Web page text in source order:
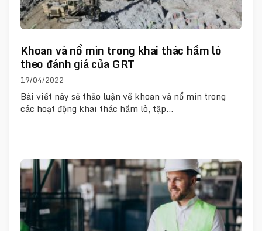
Khoan và nổ mìn trong khai thác hầm lò
theo đánh giá của GRT
19/04/2022
Bài viết này sẽ thảo luận về khoan và nổ mìn trong
các hoạt động khai thác hầm lò, tập…